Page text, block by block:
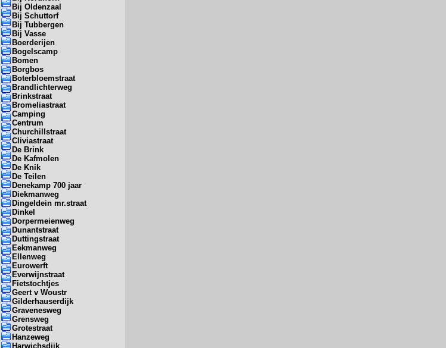
Bij Oldenzaal
Bij Schuttorf
Bij Tubbergen
Bij Vasse
Boerderijen
Bogelscamp
Bomen
Borgbos
Boterbloemstraat
Brandlichterweg
Brinkstraat
Bromeliastraat
Camping
Centrum
Churchillstraat
Cliviastraat
De Brink
De Kafmolen
De Knik
De Teilen
Denekamp 700 jaar
Diekmanweg
Dingeldein mr.straat
Dinkel
Dorpermeienweg
Dunantstraat
Duttingstraat
Eekmanweg
Ellenweg
Eurowerft
Everwijnstraat
Fietstochtjes
Geert v Woustr
Gilderhauserdijk
Gravenesweg
Grensweg
Grotestraat
Hanzeweg
Harwichsdijk